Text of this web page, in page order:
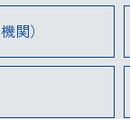
関）